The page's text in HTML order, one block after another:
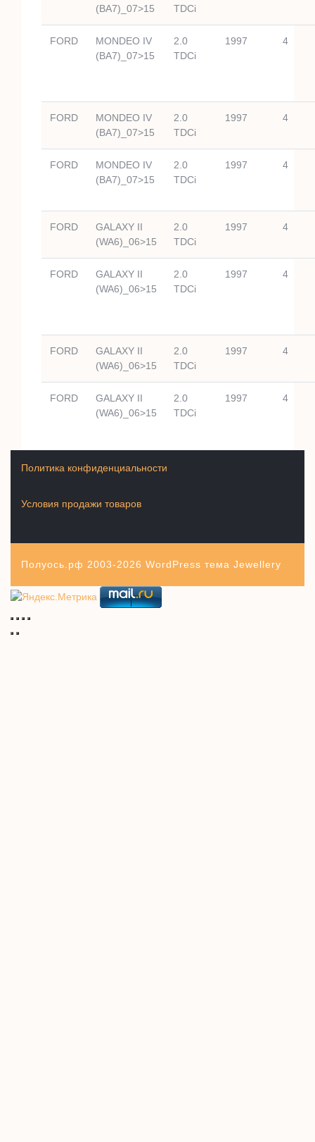
(BA7)_07>15
TDCi
FORD
MONDEO IV
(BA7)_07>15
2.0
TDCi
1997 4
FORD
MONDEO IV
(BA7)_07>15
2.0
TDCi
1997 4
FORD
MONDEO IV
(BA7)_07>15
2.0
TDCi
1997 4
FORD
GALAXY II
(WA6)_06>15
2.0
TDCi
1997 4
FORD
GALAXY II
(WA6)_06>15
2.0
TDCi
1997 4
FORD
GALAXY II
(WA6)_06>15
2.0
TDCi
1997 4
FORD
GALAXY II
(WA6)_06>15
2.0
TDCi
1997 4
Условия продажи товаров
Политика конфиденциальности
Полуось.рф 2003-2026 WordPress тема Jewellery